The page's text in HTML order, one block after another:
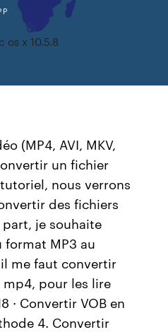
os x 10.5.8
(MP4, AVI, MKV,
un fichier
nous verrons
des fichiers
part, je souhaite
format MP3 au
me faut convertir
pour les lire
· Convertir VOB en
4. Convertir